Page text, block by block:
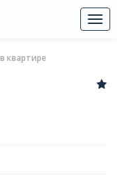
квартире